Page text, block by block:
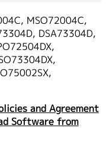
MSO72004C,
DSA73304D,
and Agreement
Software from